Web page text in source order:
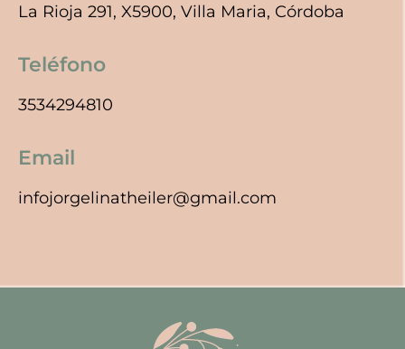
La Rioja 291, X5900, Villa Maria, Córdoba
Teléfono
3534294810
Email
infojorgelinatheiler@gmail.com